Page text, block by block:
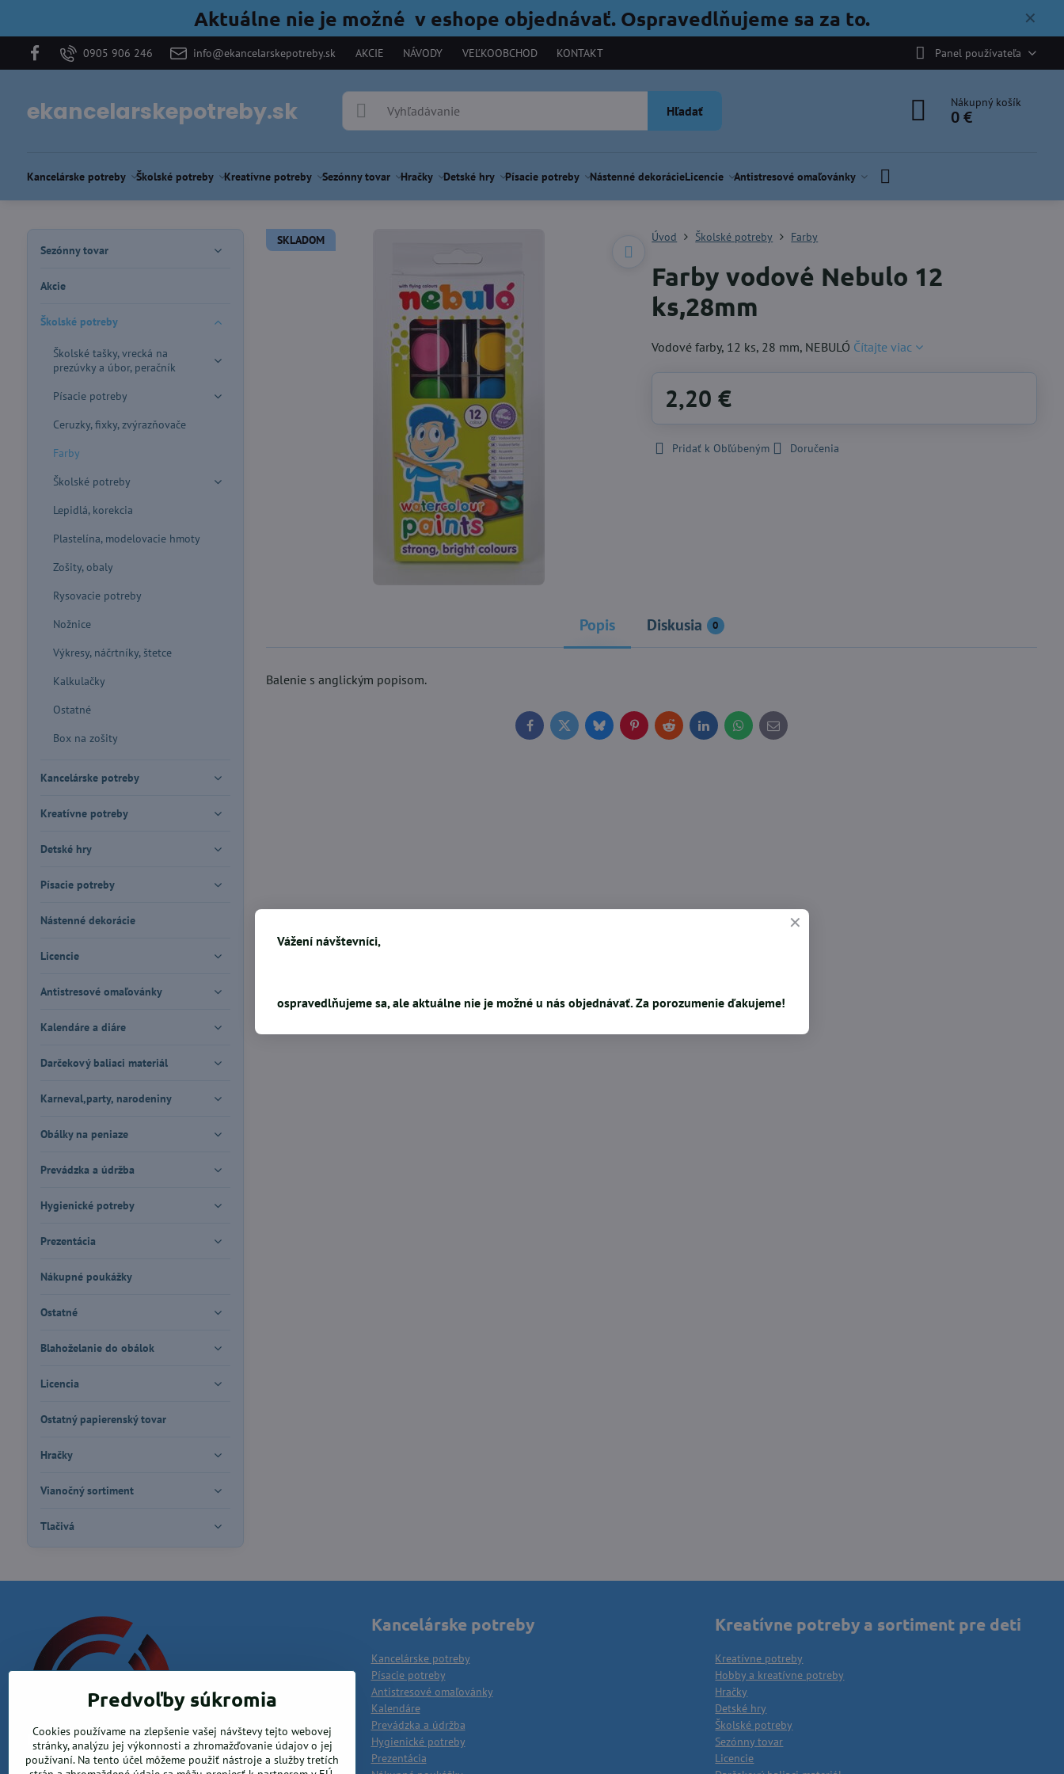
✕
Aktuálne nie je možné v eshope objednávať. Ospravedlňujeme sa za to.
0905 906 246 info@ekancelarskepotreby.sk AKCIE NÁVODY VEĽKOOBCHOD KONTAKT Panel používateľa
ekancelarskepotreby.sk Hľadať
Nákupný košík
0 €
Kancelárske potreby Školské potreby Kreatívne potreby Sezónny tovar Hračky Detské hry Písacie potreby Nástenné dekorácieLicencie Antistresové omaľovánky
SKLADOM Úvod Školské potreby Farby
Farby vodové Nebulo 12
ks,28mm
Vodové farby, 12 ks, 28 mm, NEBULÓ Čítajte viac
2,20 €
Pridať k Obľúbeným Doručenia
Popis Diskusia 0
Balenie s anglickým popisom.
FacebookTwitterBlueskyPinterestRedditLinkedInWhatsApp
E-
mail
Sezónny tovar
Akcie
Školské potreby
Školské tašky, vrecká na
prezúvky a úbor, peračník
Písacie potreby
Ceruzky, fixky, zvýrazňovače
Farby
Školské potreby
Lepidlá, korekcia
Plastelína, modelovacie hmoty
Zošity, obaly
Rysovacie potreby
Nožnice
Výkresy, náčrtníky, štetce
Kalkulačky
Ostatné
Box na zošity
Kancelárske potreby
Kreatívne potreby
Detské hry
Písacie potreby
Nástenné dekorácie
Licencie
Antistresové omaľovánky
Kalendáre a diáre
Darčekový baliaci materiál
Karneval,party, narodeniny
Obálky na peniaze
Prevádzka a údržba
Hygienické potreby
Prezentácia
Nákupné poukážky
Ostatné
Blahoželanie do obálok
Licencia
Ostatný papierenský tovar
Hračky
Vianočný sortiment
Tlačivá
Krea office, s.r.o.
Kancelárske potreby
Kancelárske potreby
Písacie potreby
Antistresové omaľovánky
Kalendáre
Prevádzka a údržba
Hygienické potreby
Prezentácia
Kreatívne potreby a sortiment pre deti
Kreatívne potreby
Hobby a kreatívne potreby
Hračky
Detské hry
Školské potreby
Sezónny tovar
Licencie
Predvoľby súkromia
Cookies používame na zlepšenie vašej návštevy tejto webovej
stránky, analýzu jej výkonnosti a zhromažďovanie údajov o jej
používaní. Na tento účel môžeme použiť nástroje a služby tretích
Vážení návštevníci,
ospravedlňujeme sa, ale aktuálne nie je možné u nás objednávať. Za porozumenie ďakujeme!